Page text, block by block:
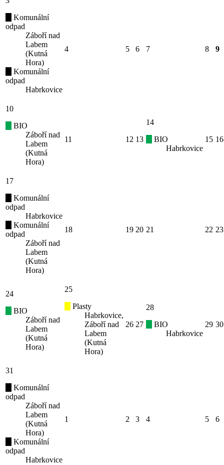
Komunální
odpad
Záboří nad
Labem
(Kutná
Hora)
Komunální
odpad
Habrkovice
4 5 6 7 8 9
10
BIO
Záboří nad
Labem
(Kutná
Hora)
11 12 13
14
BIO
Habrkovice
15 16
17
Komunální
odpad
Habrkovice
Komunální
odpad
Záboří nad
Labem
(Kutná
Hora)
18 19 20 21 22 23
24
BIO
Záboří nad
Labem
(Kutná
Hora)
25
Plasty
Habrkovice,
Záboří nad
Labem
(Kutná
Hora)
26 27
28
BIO
Habrkovice
29 30
31
Komunální
odpad
Záboří nad
Labem
(Kutná
Hora)
Komunální
odpad
Habrkovice
1 2 3 4 5 6